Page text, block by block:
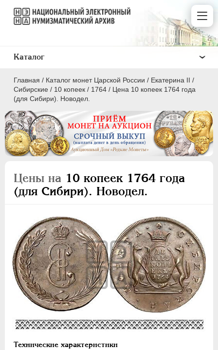
Главная / Каталог монет Царской России / Екатерина II /
Сибирские / 10 копеек / 1764 / Цена 10 копеек 1764 года
(для Сибири). Новодел.
Цены на 10 копеек 1764 года
(для Сибири). Новодел.
Технические характеристики
Каталог
ПEТР I 1699 - 1725
ЕКАТЕРИНА I 1725-1727
АННА ИОАННОВНА 1730-1740
ИОАНН АНТОНОВИЧ 1740-1741
ПЕТР III 1762-1762
ЕКАТЕРИНА II 1762-1796
Золото
Серебро
Медь
Пробные
Сибирские
20 копеек
15 копеек